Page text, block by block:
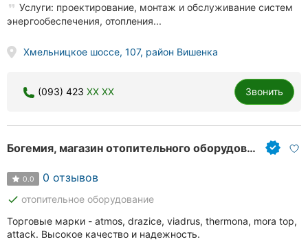
Услуги: проектирование, монтаж и обслуживание систем
энергообеспечения, отопления...
Хмельницкое шоссе, 107, район Вишенка
(093) 423 XX XX Звонить
Богемия, магазин отопительного оборудования
0.0 0 отзывов
done отопительное оборудование
Торговые марки - atmos, drazice, viadrus, thermona, mora top,
attack. Высокое качество и надежность.